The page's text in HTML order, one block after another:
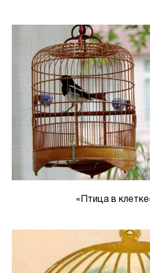
«Птица в